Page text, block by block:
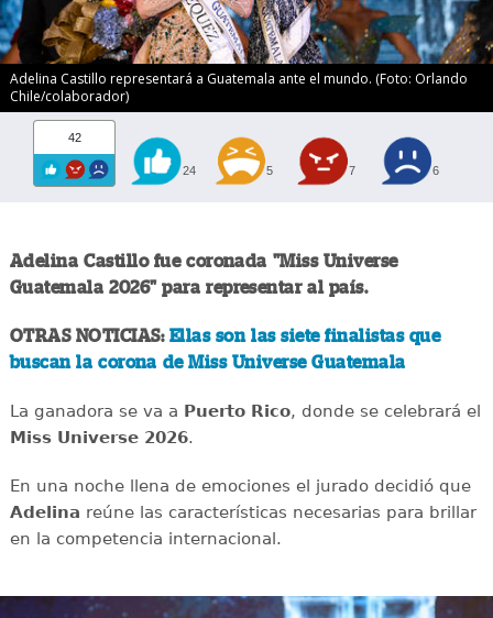
Adelina Castillo representará a Guatemala ante el mundo. (Foto: Orlando
Chile/colaborador)
42
24 5 7 6
Adelina Castillo fue coronada "Miss Universe
Guatemala 2026" para representar al país.
OTRAS NOTICIAS: Ellas son las siete finalistas que
buscan la corona de Miss Universe Guatemala
La ganadora se va a Puerto Rico, donde se celebrará el
Miss Universe 2026.
En una noche llena de emociones el jurado decidió que
Adelina reúne las características necesarias para brillar
en la competencia internacional.